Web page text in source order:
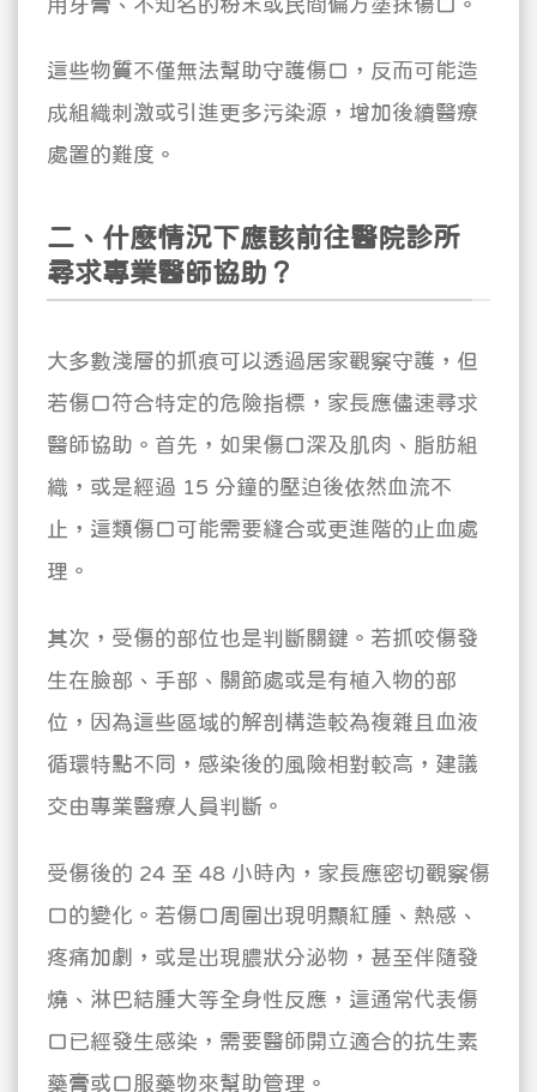
用牙膏、不知名的粉末或民間偏方塗抹傷口。
這些物質不僅無法幫助守護傷口，反而可能造
成組織刺激或引進更多污染源，增加後續醫療
處置的難度。
二、什麼情況下應該前往醫院診所
尋求專業醫師協助？
大多數淺層的抓痕可以透過居家觀察守護，但
若傷口符合特定的危險指標，家長應儘速尋求
醫師協助。首先，如果傷口深及肌肉、脂肪組
織，或是經過 15 分鐘的壓迫後依然血流不
止，這類傷口可能需要縫合或更進階的止血處
理。
其次，受傷的部位也是判斷關鍵。若抓咬傷發
生在臉部、手部、關節處或是有植入物的部
位，因為這些區域的解剖構造較為複雜且血液
循環特點不同，感染後的風險相對較高，建議
交由專業醫療人員判斷。
受傷後的 24 至 48 小時內，家長應密切觀察傷
口的變化。若傷口周圍出現明顯紅腫、熱感、
疼痛加劇，或是出現膿狀分泌物，甚至伴隨發
燒、淋巴結腫大等全身性反應，這通常代表傷
口已經發生感染，需要醫師開立適合的抗生素
藥膏或口服藥物來幫助管理。